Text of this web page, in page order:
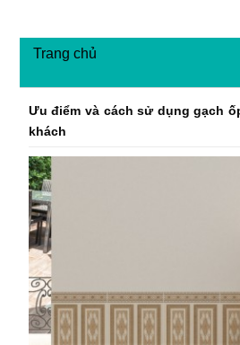
Ưu điểm và cách sử dụng gạch
khách
Trang chủ